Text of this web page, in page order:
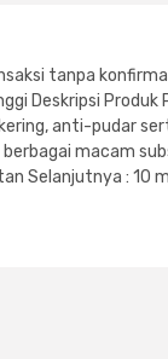
tanpa
Deskripsi
anti-pudar
berbagai macam
Selanjutnya : 10